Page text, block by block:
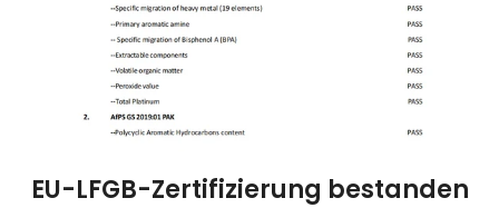
EU-LFGB-Zertifizierung bestanden